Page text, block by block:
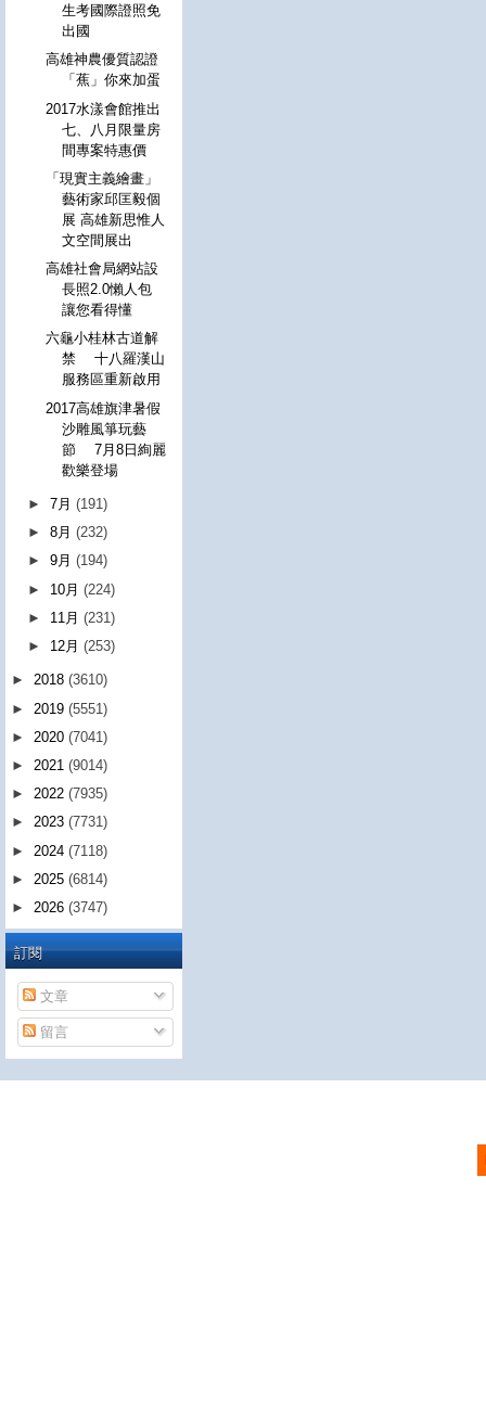
生考國際證照免
出國
高雄神農優質認證
「蕉」你來加蛋
2017水漾會館推出
七、八月限量房
間專案特惠價
「現實主義繪畫」
藝術家邱匡毅個
展 高雄新思惟人
文空間展出
高雄社會局網站設
長照2.0懶人包
讓您看得懂
六龜小桂林古道解
禁 十八羅漢山
服務區重新啟用
2017高雄旗津暑假
沙雕風箏玩藝
節 7月8日絢麗
歡樂登場
►7月(191)
►8月(232)
►9月(194)
► 10月(224)
► 11月(231)
► 12月(253)
► 2018 (3610)
► 2019 (5551)
► 2020 (7041)
► 2021 (9014)
► 2022 (7935)
► 2023 (7731)
► 2024 (7118)
► 2025 (6814)
► 2026 (3747)
訂閱
文章
留言